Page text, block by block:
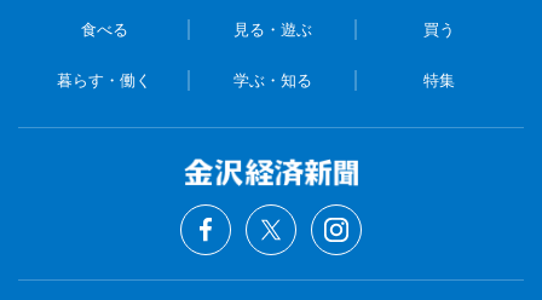
食べる 見る・遊ぶ 買う
暮らす・働く 学ぶ・知る 特集